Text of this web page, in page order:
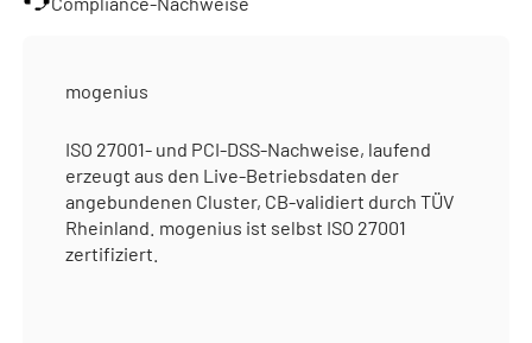
mogenius
ISO 27001- und PCI-DSS-Nachweise, laufend
erzeugt aus den Live-Betriebsdaten der
angebundenen Cluster, CB-validiert durch TÜV
Rheinland. mogenius ist selbst ISO 27001
zertifiziert.